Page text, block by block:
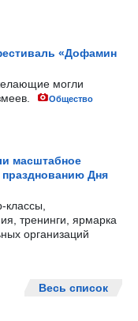
«Дофамин
могли
Общество
масштабное
празднованию Дня
классы,
тренинги, ярмарка
организаций
Весь список